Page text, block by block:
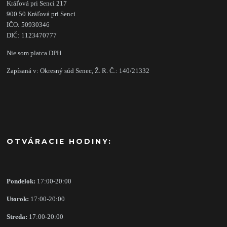
Kráľová pri Senci 217
900 50 Kráľová pri Senci
IČO: 50930346
DIČ: 1123470777
Nie som platca DPH
Zapísaná v: Okresný súd Senec, Ž. R. Č.: 140/21332
OTVÁRACIE HODINY:
Pondelok: 17:00-20:00
Utorok: 17:00-20:00
Streda: 17:00-20:00